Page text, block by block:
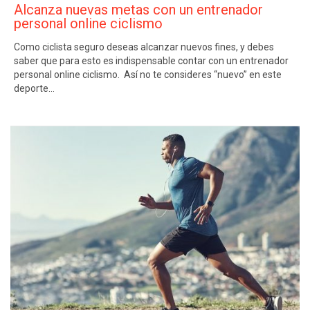
Alcanza nuevas metas con un entrenador
personal online ciclismo
Como ciclista seguro deseas alcanzar nuevos fines, y debes
saber que para esto es indispensable contar con un entrenador
personal online ciclismo. Así no te consideres “nuevo” en este
deporte…